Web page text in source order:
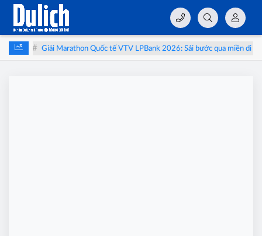
Giải Marathon Quốc tế VTV LPBank 2026: Sải bước qua miền di sản